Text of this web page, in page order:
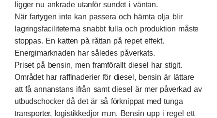
ligger nu ankrade utanför sundet i väntan.
När fartygen inte kan passera och hämta olja blir
lagringsfaciliteterna snabbt fulla och produktion måste
stoppas. En katten på råttan på repet effekt.
Energimarknaden har således påverkats.
Priset på bensin, men framförallt diesel har stigit.
Området har raffinaderier för diesel, bensin är lättare
att få annanstans ifrån samt diesel är mer påverkad av
utbudschocker då det är så förknippat med tunga
transporter, logistikkedjor m.m. Bensin upp i regel ett